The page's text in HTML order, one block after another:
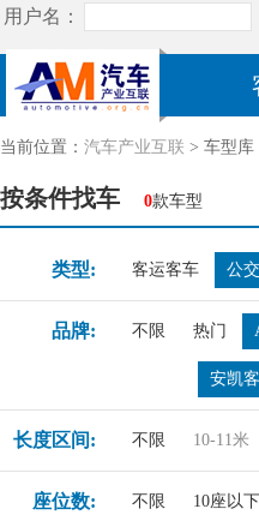
当前位置： 汽车产业互联 > 车型库
按条件找车 0款车型
类型: 客运客车 公
品牌: 不限 热门
安凯
长度区间: 不限 10-11米
座位数: 不限 10座以下